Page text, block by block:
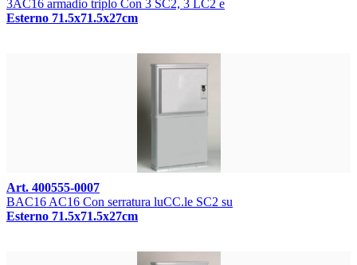
3AC16 armadio triplo Con 3 SC2, 3 LC2 e
Esterno 71.5x71.5x27cm
Art. 400555-0007
BAC16 AC16 Con serratura luCC.le SC2 su
Esterno 71.5x71.5x27cm